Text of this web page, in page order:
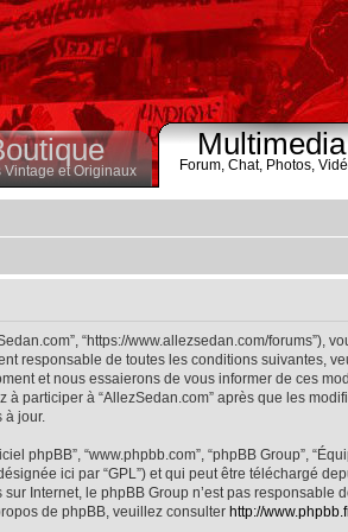
Vintage et Originaux
Multimedia
Forum, Chat, Photos,
“https://www.allezsedan.com/forums”),
responsable de toutes les conditions suivantes,
et nous essaierons de vous informer de ces
participer à “AllezSedan.com” après que les
à jour.
phpBB”, “www.phpbb.com”, “phpBB Group”,
ici par “GPL”) et qui peut être téléchargé
Internet, le phpBB Group n’est pas responsable
de phpBB, veuillez consulter http://